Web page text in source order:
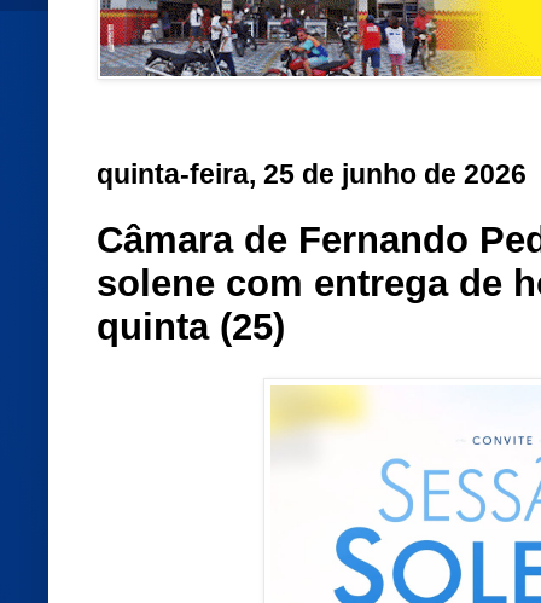
quinta-feira, 25 de junho de 2026
Câmara de Fernando
solene com entrega de
quinta (25)